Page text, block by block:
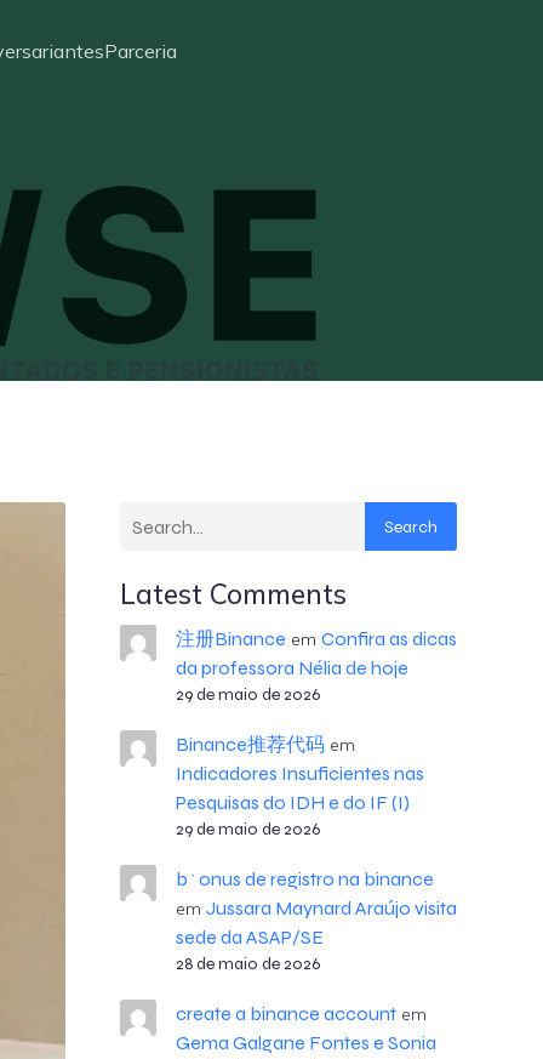
Parceria
Search
Latest Comments
注册Binance em Confira as dicas
da professora Nélia de hoje
29 de maio de 2026
Binance推荐代码em
Indicadores Insuficientes nas
Pesquisas do IDH e do IF (I)
29 de maio de 2026
b^onus de registro na binance
em Jussara Maynard Araújo visita
sede da ASAP/SE
28 de maio de 2026
create a binance accountem
Gema Galgane Fontes e Sonia